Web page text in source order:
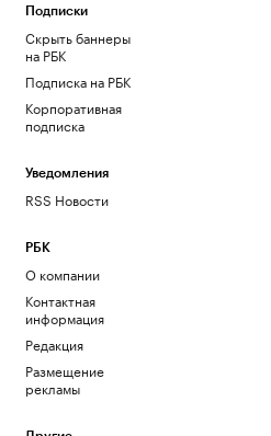
Подписки
Скрыть баннеры
на РБК
Подписка на РБК
Корпоративная
подписка
Уведомления
RSS Новости
РБК
О компании
Контактная
информация
Редакция
Размещение
рекламы